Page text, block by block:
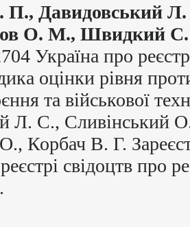
П., Давидовський
О. М., Швидкий
Україна про
оцінки рівня
та військової
Л. С., Сливінський
Корбач В. Г.
свідоцтв про